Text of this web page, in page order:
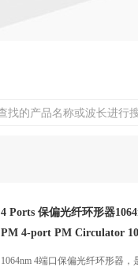
4 Ports 保偏光纤环形器
PM 4-port PM Circulator
1064nm 4端口保偏光纤环形器